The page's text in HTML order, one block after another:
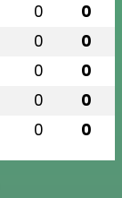
0 0
0 0
0 0
0 0
0 0